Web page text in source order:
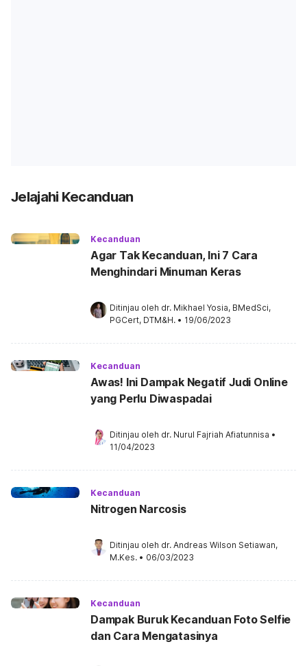
Jelajahi Kecanduan
Kecanduan
Agar Tak Kecanduan, Ini 7 Cara
Menghindari Minuman Keras
Ditinjau oleh dr. Mikhael Yosia, BMedSci,
PGCert, DTM&H. • 19/06/2023
Kecanduan
Awas! Ini Dampak Negatif Judi Online
yang Perlu Diwaspadai
Ditinjau oleh dr. Nurul Fajriah Afiatunnisa •
11/04/2023
Kecanduan
Nitrogen Narcosis
Ditinjau oleh dr. Andreas Wilson Setiawan,
M.Kes. • 06/03/2023
Kecanduan
Dampak Buruk Kecanduan Foto Selfie
dan Cara Mengatasinya